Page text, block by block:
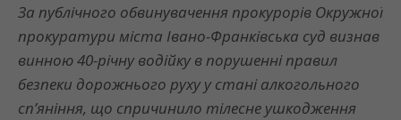
За публічного обвинувачення прокурорів Окружної
прокуратури міста Івано-Франківська суд визнав
винною 40-річну водійку в порушенні правил
безпеки дорожнього руху у стані алкогольного
сп’яніння, що спричинило тілесне ушкодження